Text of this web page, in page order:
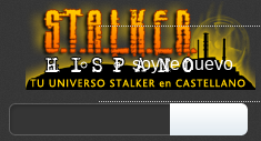
soy re nuevo